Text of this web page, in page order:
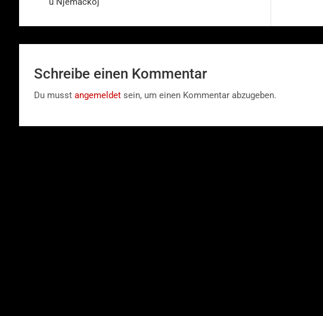
Schreibe einen Kommentar
Du musst angemeldet sein, um einen Kommentar abzugeben.